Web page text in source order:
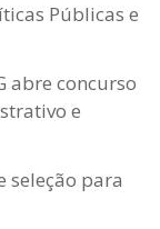
Públicas e
abre concurso
e
seleção para